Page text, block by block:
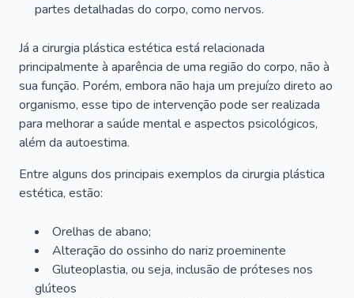
partes detalhadas do corpo, como nervos.
Já a cirurgia plástica estética está relacionada
principalmente à aparência de uma região do corpo, não à
sua função. Porém, embora não haja um prejuízo direto ao
organismo, esse tipo de intervenção pode ser realizada
para melhorar a saúde mental e aspectos psicológicos,
além da autoestima.
Entre alguns dos principais exemplos da cirurgia plástica
estética, estão:
Orelhas de abano;
Alteração do ossinho do nariz proeminente
Gluteoplastia, ou seja, inclusão de próteses nos
glúteos